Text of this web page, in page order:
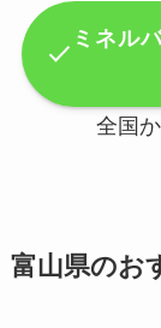
ミネル
全国
富山県のお